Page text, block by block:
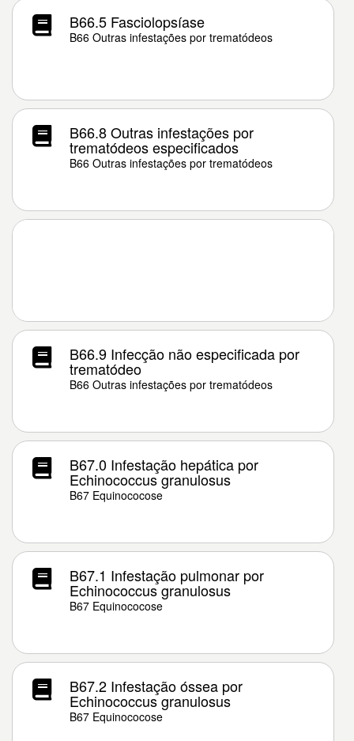
B66.5 Fasciolopsíase
B66 Outras infestações por trematódeos
B66.8 Outras infestações por
trematódeos especificados
B66 Outras infestações por trematódeos
B66.9 Infecção não especificada por
trematódeo
B66 Outras infestações por trematódeos
B67.0 Infestação hepática por
Echinococcus granulosus
B67 Equinococose
B67.1 Infestação pulmonar por
Echinococcus granulosus
B67 Equinococose
B67.2 Infestação óssea por
Echinococcus granulosus
B67 Equinococose